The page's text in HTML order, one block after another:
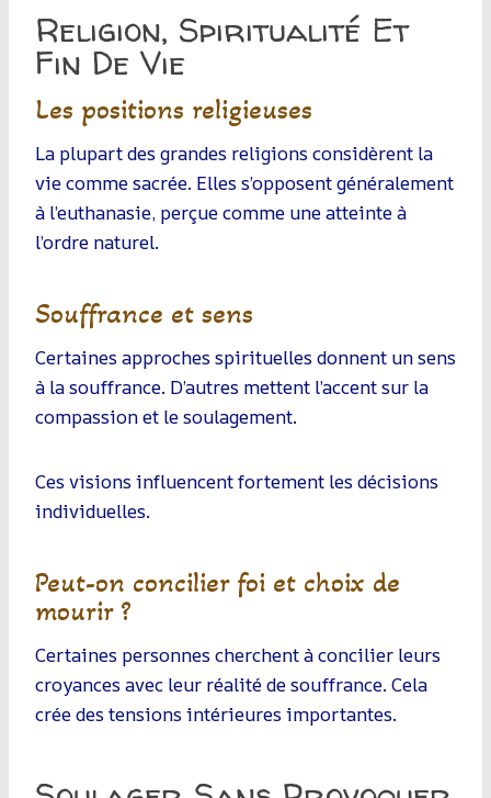
Religion, Spiritualité Et
Fin De Vie
Les positions religieuses
La plupart des grandes religions considèrent la
vie comme sacrée. Elles s’opposent généralement
à l’euthanasie, perçue comme une atteinte à
l’ordre naturel.
Souffrance et sens
Certaines approches spirituelles donnent un sens
à la souffrance. D’autres mettent l’accent sur la
compassion et le soulagement.
Ces visions influencent fortement les décisions
individuelles.
Peut-on concilier foi et choix de
mourir ?
Certaines personnes cherchent à concilier leurs
croyances avec leur réalité de souffrance. Cela
crée des tensions intérieures importantes.